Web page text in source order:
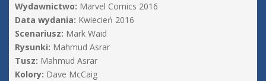
Wydawnictwo: Marvel Comics 2016
Data wydania: Kwiecień 2016
Scenariusz: Mark Waid
Rysunki: Mahmud Asrar
Tusz: Mahmud Asrar
Kolory: Dave McCaig